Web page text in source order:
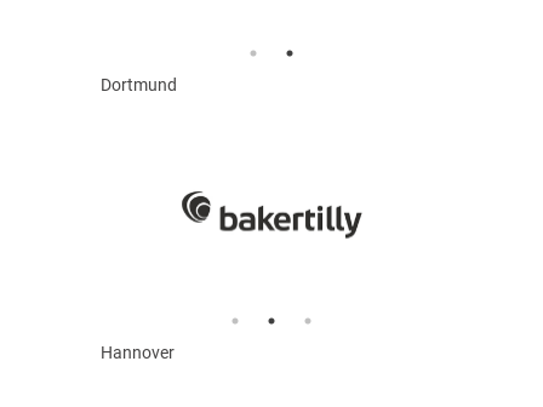
Dortmund
Hannover